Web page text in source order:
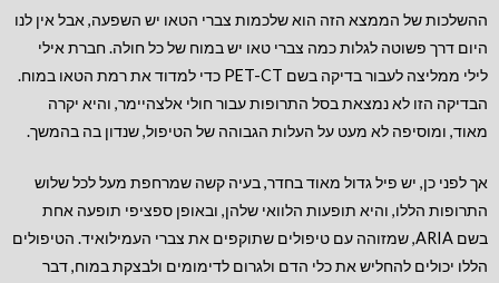
ההשלכות של הממצא הזה הוא שלכמות צברי הטאו יש השפעה, אבל אין לנו
היום דרך פשוטה לגלות כמה צברי טאו יש במוח של כל חולה. חברת אילי
לילי ממליצה לעבור בדיקה בשם PET-CT כדי למדוד את רמת הטאו במוח.
הבדיקה הזו לא נמצאת בסל התרופות עבור חולי אלצהיימר, והיא יקרה
מאוד, ומוסיפה לא מעט על העלות הגבוהה של הטיפול, שנדון בה בהמשך.
אך לפני כן, יש פיל גדול מאוד בחדר, בעיה קשה שמרחפת מעל לכל שלוש
התרופות הללו, והיא תופעות הלוואי שלהן, ובאופן ספציפי תופעה אחת
בשם ARIA, שמזוהה עם טיפולים שתוקפים את צברי העמילואיד. הטיפולים
הללו יכולים להחליש את כלי הדם ולגרום לדימומים ולבצקת במוח, דבר